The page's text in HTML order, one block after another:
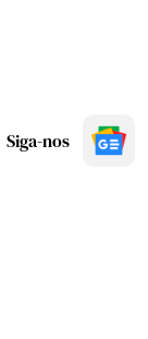
Siga-nos